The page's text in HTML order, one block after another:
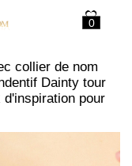
0
collier de nom
Dainty tour
d'inspiration pour